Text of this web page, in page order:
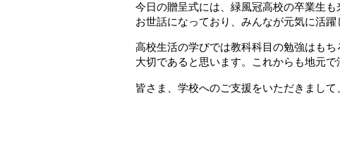
今日の贈呈式には、緑風冠高校の卒業生
お世話になっており、みんなが元気に活
高校生活の学びでは教科科目の勉強はも
大切であると思います。これからも地元
皆さま、学校へのご支援をいただきまして